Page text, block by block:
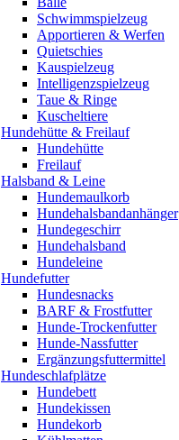
Schwimmspielzeug
Apportieren & Werfen
Quietschies
Kauspielzeug
Intelligenzspielzeug
Taue & Ringe
Kuscheltiere
Hundehütte & Freilauf
Hundehütte
Freilauf
Halsband & Leine
Hundemaulkorb
Hundehalsbandanhänger
Hundegeschirr
Hundehalsband
Hundeleine
Hundefutter
Hundesnacks
BARF & Frostfutter
Hunde-Trockenfutter
Hunde-Nassfutter
Ergänzungsfuttermittel
Hundeschlafplätze
Hundebett
Hundekissen
Hundekorb